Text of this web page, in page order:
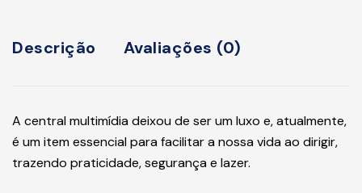
Descrição Avaliações (0)
A central multimídia deixou de ser um luxo e, atualmente,
é um item essencial para facilitar a nossa vida ao dirigir,
trazendo praticidade, segurança e lazer.